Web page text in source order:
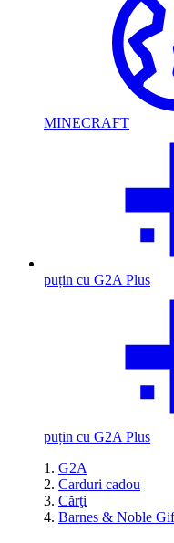
MINECRAFT
puțin cu G2A Plus
puțin cu G2A Plus
G2A
Carduri cadou
Cărţi
Barnes & Noble